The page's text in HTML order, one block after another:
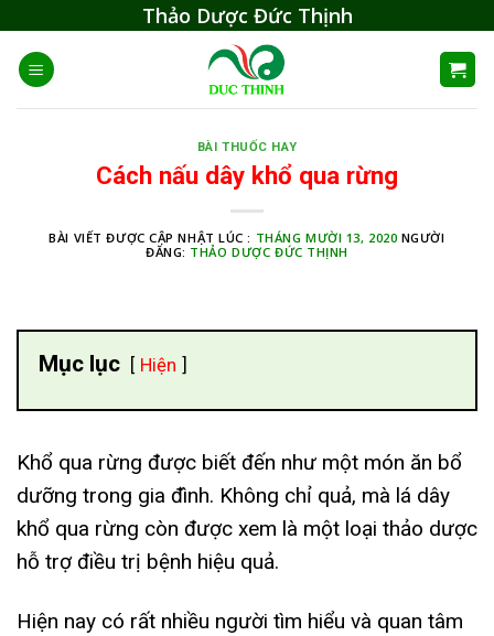
content
Thảo Dược Đức Thịnh
BÀI THUỐC HAY
Cách nấu dây khổ qua rừng
BÀI VIẾT ĐƯỢC CẬP NHẬT LÚC : THÁNG MƯỜI 13, 2020 NGƯỜI
ĐĂNG: THẢO DƯỢC ĐỨC THỊNH
Mục lục Hiện
Khổ qua rừng được biết đến như một món ăn bổ
dưỡng trong gia đình. Không chỉ quả, mà lá dây
khổ qua rừng còn được xem là một loại thảo dược
hỗ trợ điều trị bệnh hiệu quả.
Hiện nay có rất nhiều người tìm hiểu và quan tâm